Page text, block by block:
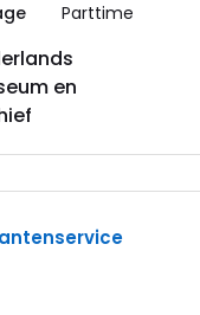
Parttime
en